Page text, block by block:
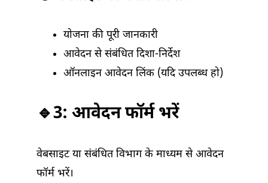
योजना की पूरी जानकारी
आवेदन से संबंधित दिशा-निर्देश
ऑनलाइन आवेदन लिंक (यदि उपलब्ध हो)
🔹3: आवेदन फॉर्म भरें
वेबसाइट या संबंधित विभाग के माध्यम से आवेदन
फॉर्म भरें।